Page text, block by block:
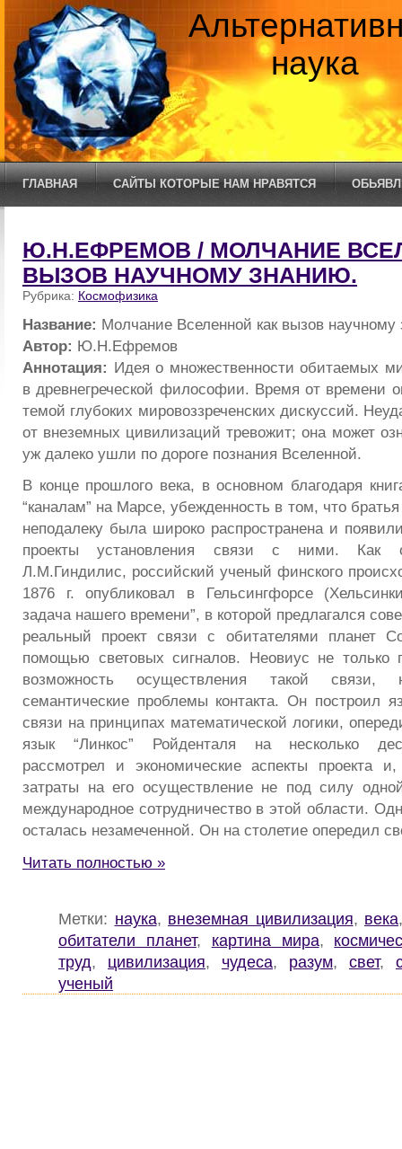
наука
ГЛАВНАЯ САЙТЫ КОТОРЫЕ НАМ НРАВЯТСЯ
Ю.Н.ЕФРЕМОВ / МОЛЧАНИЕ
ВЫЗОВ НАУЧНОМУ ЗНАНИЮ.
Рубрика: Космофизика
Название: Молчание Вселенной как вызов научному
Автор: Ю.Н.Ефремов
Аннотация: Идея о множественности обитаемых
в древнегреческой философии. Время от времени
темой глубоких мировоззреченских дискуссий.
от внеземных цивилизаций тревожит; она может
уж далеко ушли по дороге познания Вселенной.
В конце прошлого века, в основном благодаря
“каналам” на Марсе, убежденность в том, что
неподалеку была широко распространена и
проекты установления связи с ними. Как
Л.М.Гиндилис, российский ученый финского
1876 г. опубликовал в Гельсингфорсе
задача нашего времени”, в которой предлагался
реальный проект связи с обитателями планет
помощью световых сигналов. Неовиус не только
возможность осуществления такой
семантические проблемы контакта. Он построил
связи на принципах математической логики,
язык “Линкос” Ройденталя на несколько
рассмотрел и экономические аспекты проекта
затраты на его осуществление не под силу
международное сотрудничество в этой области.
осталась незамеченной. Он на столетие опередил
Читать полностью »
Метки: наука, внеземная цивилизация, века
обитатели планет, картина мира,
труд, цивилизация, чудеса, разум, свет,
ученый